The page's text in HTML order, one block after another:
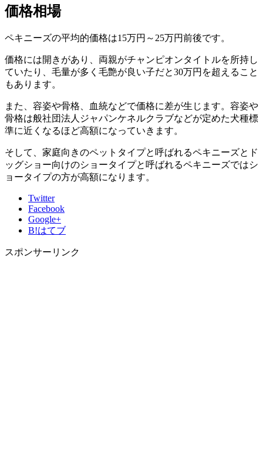
価格相場
ペキニーズの平均的価格は15万円～25万円前後です。
価格には開きがあり、両親がチャンピオンタイトルを所持し
ていたり、毛量が多く毛艶が良い子だと30万円を超えること
もあります。
また、容姿や骨格、血統などで価格に差が生じます。容姿や
骨格は般社団法人ジャパンケネルクラブなどが定めた犬種標
準に近くなるほど高額になっていきます。
そして、家庭向きのペットタイプと呼ばれるペキニーズとド
ッグショー向けのショータイプと呼ばれるペキニーズではシ
ョータイプの方が高額になります。
Twitter
Facebook
Google+
B!はてブ
スポンサーリンク